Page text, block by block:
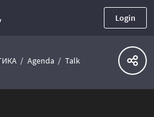
Login
Agenda Talk